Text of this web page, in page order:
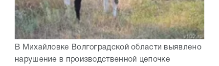
В Михайловке Волгоградской области выявлено
нарушение в производственной цепочке